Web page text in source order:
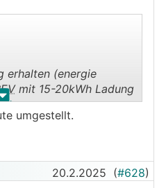
.
erhalten (energie
mit 15-20kWh Ladung
umgestellt.
20.2.2025 (#628)